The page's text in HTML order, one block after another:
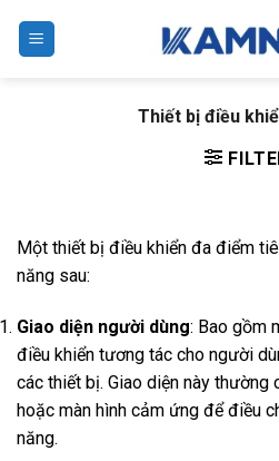
Thiết bị điều
Một thiết bị điều khiển đa điểm
năng sau:
Giao diện người dùng: Bao gồm
điều khiển tương tác cho người
các thiết bị. Giao diện này thường
hoặc màn hình cảm ứng để điều
năng.